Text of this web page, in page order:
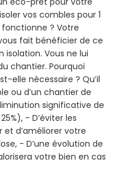
vos combles pour 1
? Votre
fait bénéficier de ce
isolation. Vous ne lui
chantier. Pourquoi
elle nécessaire ? Qu’il
ou d’un chantier de
significative de
- D’éviter les
d’améliorer votre
- D’une évolution de
votre bien en cas